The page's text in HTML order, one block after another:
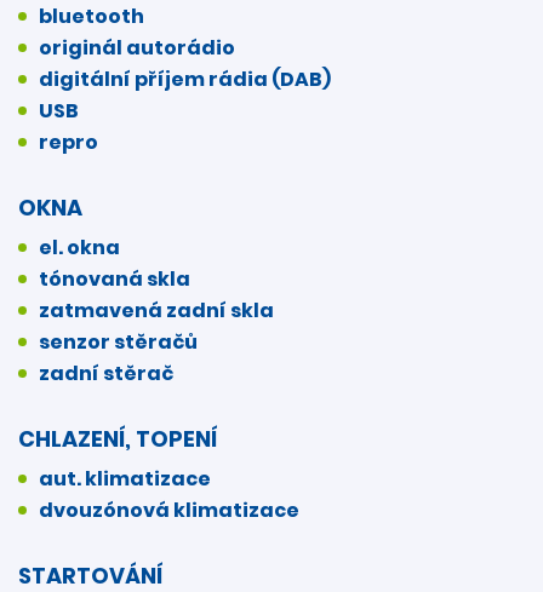
bluetooth
originál autorádio
digitální příjem rádia (DAB)
USB
repro
OKNA
el. okna
tónovaná skla
zatmavená zadní skla
senzor stěračů
zadní stěrač
CHLAZENÍ, TOPENÍ
aut. klimatizace
dvouzónová klimatizace
STARTOVÁNÍ